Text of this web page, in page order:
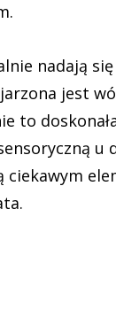
nadają
jest
to
u
ciekawym